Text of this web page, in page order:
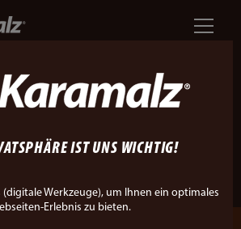
IST UNS WICHTIG!
(digitale Werkzeuge), um Ihnen ein optimales
Erlebnis zu bieten.